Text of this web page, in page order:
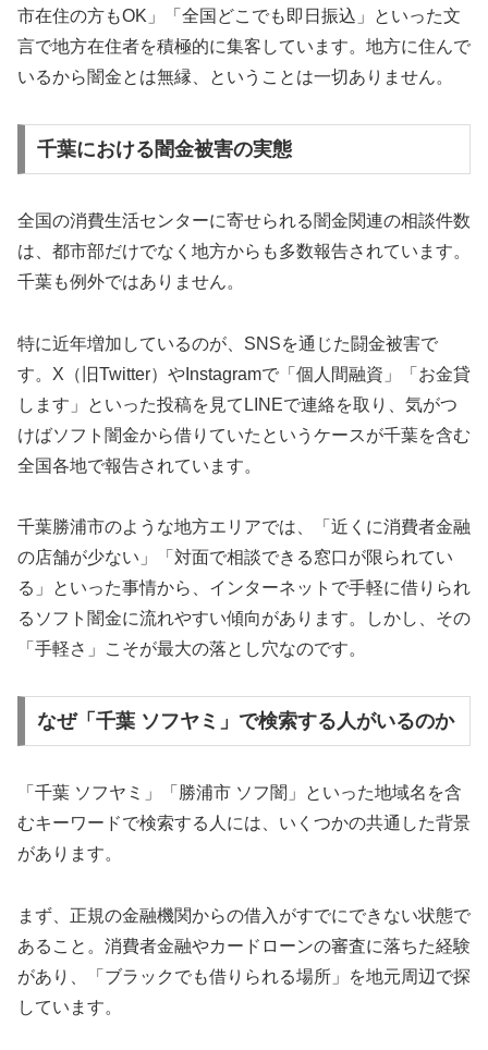
市在住の方もOK」「全国どこでも即日振込」といった文
言で地方在住者を積極的に集客しています。地方に住んで
いるから闇金とは無縁、ということは一切ありません。
千葉における闇金被害の実態
全国の消費生活センターに寄せられる闇金関連の相談件数
は、都市部だけでなく地方からも多数報告されています。
千葉も例外ではありません。
特に近年増加しているのが、SNSを通じた闘金被害で
す。X（旧Twitter）やInstagramで「個人間融資」「お金貸
します」といった投稿を見てLINEで連絡を取り、気がつ
けばソフト闇金から借りていたというケースが千葉を含む
全国各地で報告されています。
千葉勝浦市のような地方エリアでは、「近くに消費者金融
の店舗が少ない」「対面で相談できる窓口が限られてい
る」といった事情から、インターネットで手軽に借りられ
るソフト闇金に流れやすい傾向があります。しかし、その
「手軽さ」こそが最大の落とし穴なのです。
なぜ「千葉 ソフヤミ」で検索する人がいるのか
「千葉 ソフヤミ」「勝浦市 ソフ闇」といった地域名を含
むキーワードで検索する人には、いくつかの共通した背景
があります。
まず、正規の金融機関からの借入がすでにできない状態で
あること。消費者金融やカードローンの審査に落ちた経験
があり、「ブラックでも借りられる場所」を地元周辺で探
しています。